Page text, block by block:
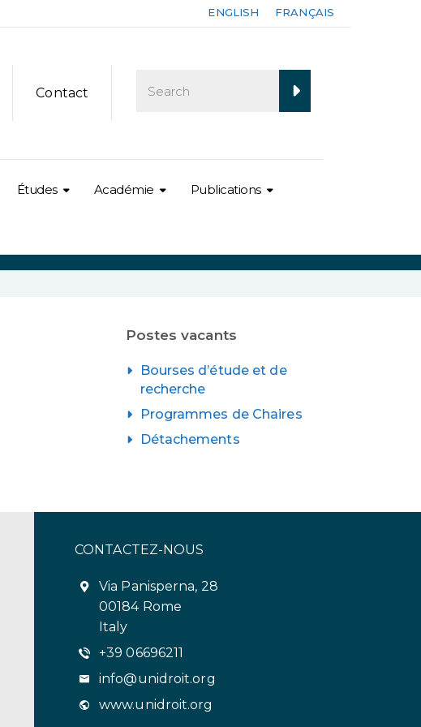
ENGLISH FRANÇAIS
Contact
Études Académie Publications
Postes vacants
Bourses d’étude et de
recherche
Programmes de Chaires
Détachements
CONTACTEZ-NOUS
Via Panisperna, 28
00184 Rome
Italy
+39 06696211
info@unidroit.org
www.unidroit.org